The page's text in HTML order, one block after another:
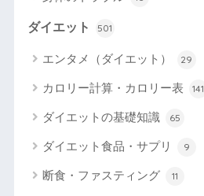
ダイエット 501
エンタメ（ダイエット） 29
カロリー計算・カロリー表 141
ダイエットの基礎知識 65
ダイエット食品・サプリ 9
断食・ファスティング 11